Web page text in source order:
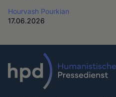
Hourvash Pourkian
17.06.2026